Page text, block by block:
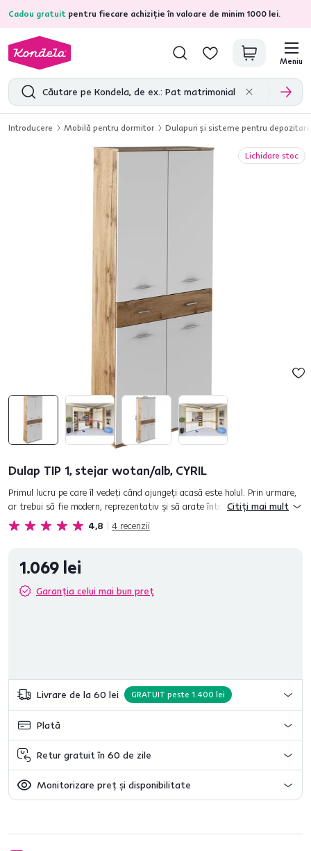
Cadou gratuit pentru fiecare achiziție în valoare de minim 1000 lei.
4,7 31.333recenzii de produs verificate
Meniu
Introducere Mobilă pentru dormitor Dulapuri şi sisteme pentru depozitare
Lichidare stoc
Dulap TIP 1, stejar wotan/alb, CYRIL
4,8 4 recenzii
Primul lucru pe care îl vedeţi când ajungeţi acasă este holul. Prin urmare,
ar trebui să fie modern, reprezentativ şi să arate întotdeauna ordonat. În
plus, holul este prima cameră pe care o vor ved...
Citiți mai mult
1.069 lei
Garanția celui mai bun preț
Livrare de la 60 lei GRATUIT peste 1.400 lei
Plată
Retur gratuit în 60 de zile
Monitorizare preț și disponibilitate